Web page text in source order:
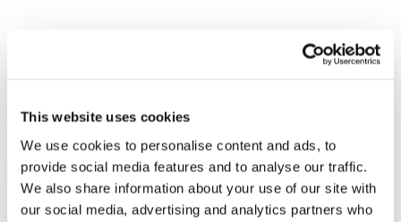
This website uses cookies
We use cookies to personalise content and ads, to
provide social media features and to analyse our traffic.
We also share information about your use of our site with
our social media, advertising and analytics partners who